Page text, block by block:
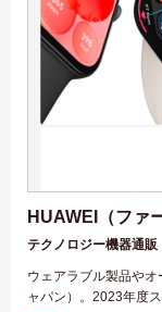
HUAWEI（ファ
テクノロジー機器通販
ウェアラブル製品や
ャパン）。2023年度